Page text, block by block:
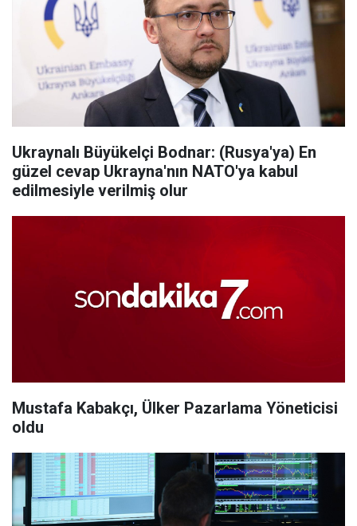
Ukraynalı Büyükelçi Bodnar: (Rusya'ya) En
güzel cevap Ukrayna'nın NATO'ya kabul
edilmesiyle verilmiş olur
Mustafa Kabakçı, Ülker Pazarlama Yöneticisi
oldu